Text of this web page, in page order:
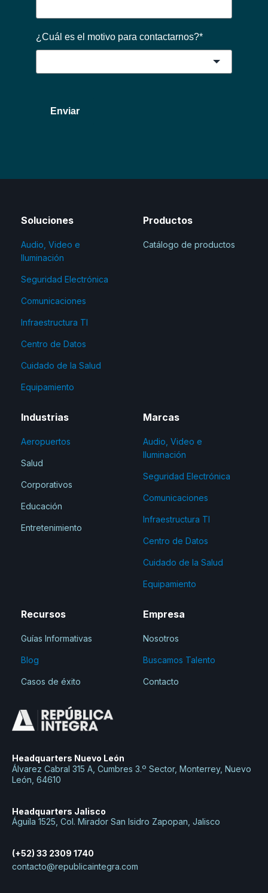
¿Cuál es el motivo para contactarnos?*
Enviar
Soluciones
Audio, Video e
Iluminación
Seguridad Electrónica
Comunicaciones
Infraestructura TI
Centro de Datos
Cuidado de la Salud
Equipamiento
Productos
Catálogo de productos
Industrias
Aeropuertos
Salud
Corporativos
Educación
Entretenimiento
Marcas
Audio, Video e
Iluminación
Seguridad Electrónica
Comunicaciones
Infraestructura TI
Centro de Datos
Cuidado de la Salud
Equipamiento
Recursos
Guías Informativas
Blog
Casos de éxito
Empresa
Nosotros
Buscamos Talento
Contacto
Headquarters Nuevo León
Álvarez Cabral 315 A, Cumbres 3.º Sector, Monterrey, Nuevo
León, 64610
Headquarters Jalisco
Águila 1525, Col. Mirador San Isidro Zapopan, Jalisco
(+52) 33 2309 1740
contacto@republicaintegra.com